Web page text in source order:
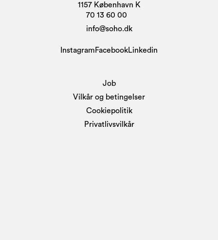
1157 København K
70 13 60 00
info@soho.dk
Instagram FacebookLinkedin
Job
Vilkår og betingelser
Cookiepolitik
Privatlivsvilkår